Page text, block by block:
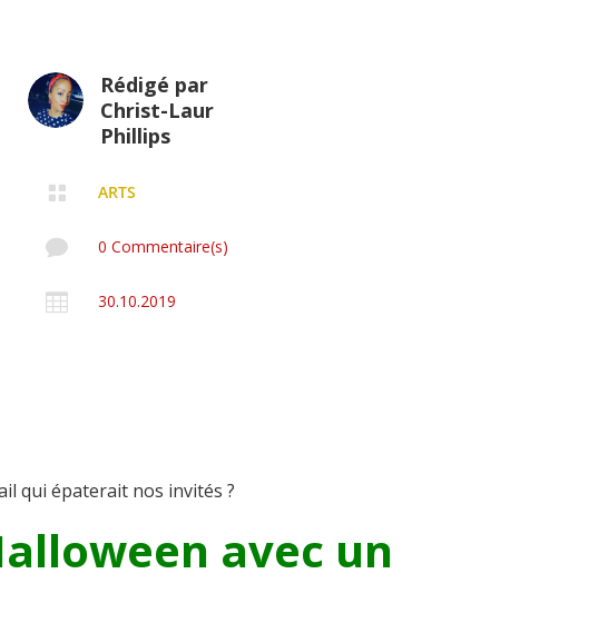
Rédigé par
Christ-Laur
Phillips
 ARTS
 0 Commentaire(s)
 30.10.2019
qui épaterait nos invités ?
avec un